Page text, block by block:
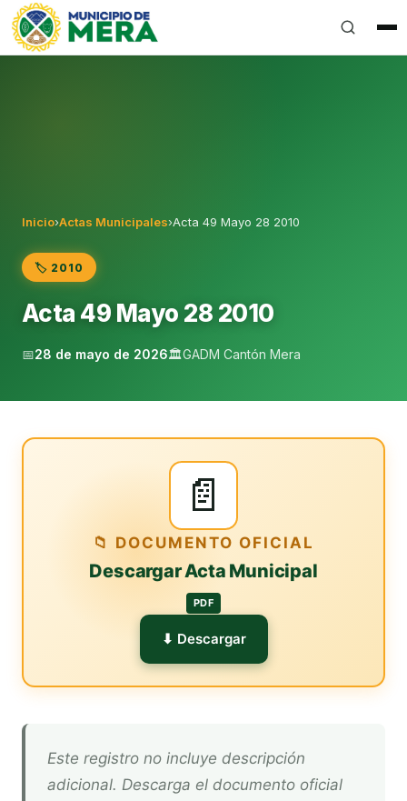
Gobierno Autónomo Descentralizado Municipal del
Inicio›Actas Municipales›Acta 49 Mayo 28 2010
🏷️ 2010
Acta 49 Mayo 28 2010
📅28 de mayo de 2026🏛️GADM Cantón Mera
📄
📁 DOCUMENTO OFICIAL
Descargar Acta Municipal
PDF
⬇ Descargar
Este registro no incluye descripción
adicional. Descarga el documento oficial